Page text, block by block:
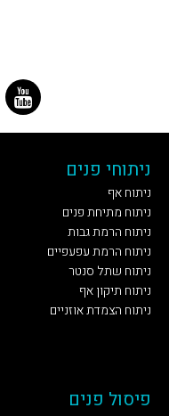
ניתוחי פנים
ניתוח אף
ניתוח מתיחת פנים
ניתוח הרמת גבות
ניתוח הרמת עפעפיים
ניתוח שתל סנטר
ניתוח תיקון אף
ניתוח הצמדת אוזניים
פיסול פנים